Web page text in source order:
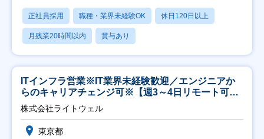
正社員採用 職種・業界未経験OK 休日120日以上
月残業20時間以内 賞与あり
ITインフラ営業※IT業界未経験歓迎／エンジニアか
らのキャリアチェンジ可※【週3～4日リモート可
能】
株式会社ライトウェル
東京都